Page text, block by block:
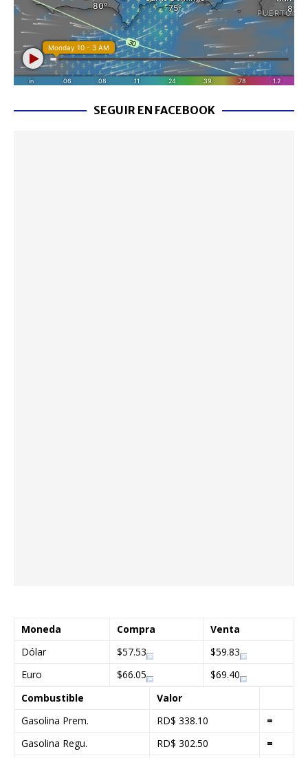
SEGUIR EN FACEBOOK
Moneda Compra
Venta
Dólar
$57.53
$59.83
Euro
$66.05
$69.40
Combustible
Valor
Gasolina Prem.
RD$ 338.10
=
Gasolina Regu.
RD$ 302.50
=